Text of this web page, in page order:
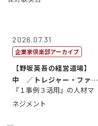
2026.07.31
企業家倶楽部アーカイブ
【野坂英吾の経営道場】
中 ／トレジャー・ファク
トリー社長野坂...
『１事例３活用』の人材マ
ネジメント